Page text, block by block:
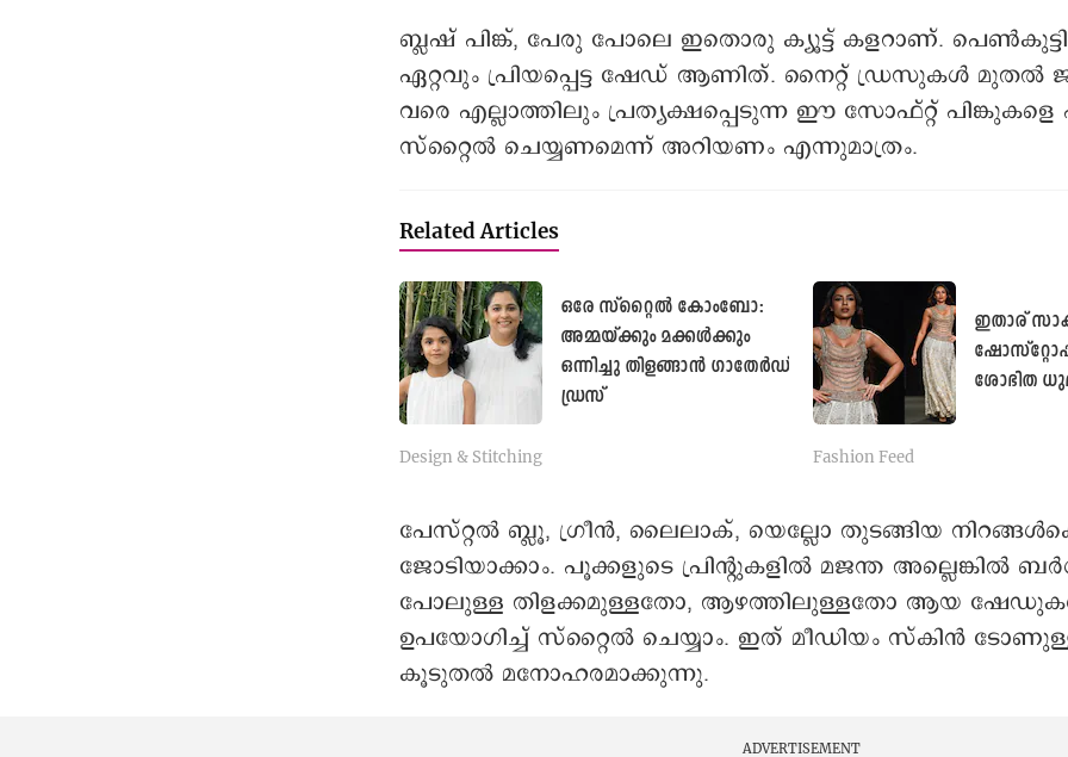
ബ്ലഷ് പിങ്ക്, പേരു പോലെ ഇതൊരു ക്യൂട്ട് കളറാണ്.
ഏറ്റവും പ്രിയപ്പെട്ട ഷേഡ് ആണിത്. നൈറ്റ് ഡ്രസുകള്‍ മുതൽ
വരെ എല്ലാത്തിലും പ്രത്യക്ഷപ്പെടുന്ന ഈ സോഫ്റ്റ്
സ്റ്റൈൽ ചെയ്യണമെന്ന് അറിയണം എന്നുമാത്രം.
Related Articles
ഒരേ സ്റ്റൈൽ കോംബോ:
അമ്മയ്ക്കും മക്കൾക്കും
ഒന്നിച്ചു തിളങ്ങാൻ ഗാതേർഡ്
ഡ്രസ്
Design & Stitching
ഇതാര്
ശോഭിത
Fashion Feed
പേസ്റ്റല്‍ ബ്ലൂ, ഗ്രീൻ, ലൈലാക്, യെല്ലോ തുടങ്ങിയ
ജോടിയാക്കാം. പൂക്കളുടെ പ്രിന്റുകളിൽ മജന്ത അല്ലെങ്കിൽ
പോലുള്ള തിളക്കമുള്ളതോ, ആഴത്തിലുള്ളതോ ആയ
ഉപയോഗിച്ച് സ്റ്റൈല്‍ ചെയ്യാം. ഇത് മീഡിയം സ്കിന്‍
കൂടുതല്‍ മനോഹരമാക്കുന്നു.
ADVERTISEMENT